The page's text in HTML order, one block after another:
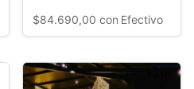
$84.690,00 con Efectivo